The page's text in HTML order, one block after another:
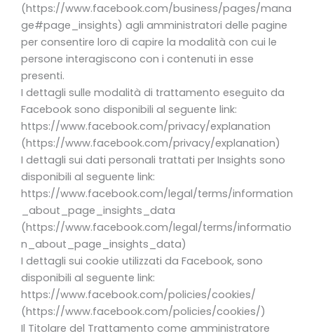
(https://www.facebook.com/business/pages/mana
ge#page_insights) agli amministratori delle pagine
per consentire loro di capire la modalità con cui le
persone interagiscono con i contenuti in esse
presenti.
I dettagli sulle modalità di trattamento eseguito da
Facebook sono disponibili al seguente link:
https://www.facebook.com/privacy/explanation
(https://www.facebook.com/privacy/explanation)
I dettagli sui dati personali trattati per Insights sono
disponibili al seguente link:
https://www.facebook.com/legal/terms/information
_about_page_insights_data
(https://www.facebook.com/legal/terms/informatio
n_about_page_insights_data)
I dettagli sui cookie utilizzati da Facebook, sono
disponibili al seguente link:
https://www.facebook.com/policies/cookies/
(https://www.facebook.com/policies/cookies/)
Il Titolare del Trattamento come amministratore